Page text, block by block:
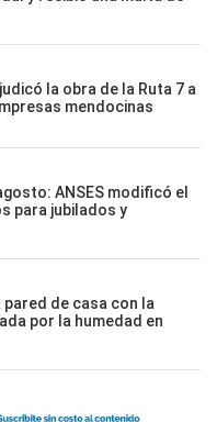
la obra de la Ruta 7 a
mendocinas
ANSES modificó el
para jubilados y
de casa con la
por la humedad en